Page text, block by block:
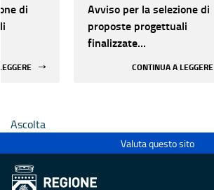
di
Avviso per la selezione di
proposte progettuali
finalizzate
CONTINUA A LEGGERE
Ascolta
Valuta questo sito